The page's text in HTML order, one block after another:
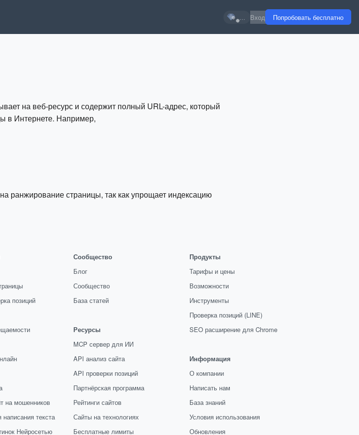
... Вход Попробовать бесплатно
на веб-ресурс и содержит полный URL-адрес, который
в Интернете. Например,
ранжирование страницы, так как упрощает индексацию
позиций
на мошенников
текста
Нейросетью
Сообщество
Блог
Сообщество
База статей
Ресурсы
MCP сервер для ИИ
API анализ сайта
API проверки позиций
Партнёрская программа
Рейтинги сайтов
Сайты на технологиях
Бесплатные лимиты
Продукты
Тарифы и цены
Возможности
Инструменты
Проверка позиций (LINE)
SEO расширение для Chrome
Информация
О компании
Написать нам
База знаний
Условия использования
Обновления